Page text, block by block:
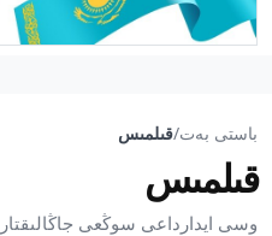
باستى بەت/قىلمىس
قىلمىس
وسى ايدارداعى سوڭعى